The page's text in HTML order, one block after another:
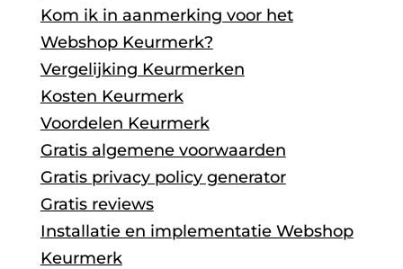
Kom ik in aanmerking voor het
Webshop Keurmerk?
Vergelijking Keurmerken
Kosten Keurmerk
Voordelen Keurmerk
Gratis algemene voorwaarden
Gratis privacy policy generator
Gratis reviews
Installatie en implementatie Webshop
Keurmerk